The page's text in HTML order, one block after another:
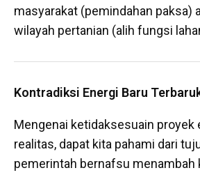
masyarakat (pemindahan paksa)
wilayah pertanian (alih fungsi
Kontradiksi Energi Baru
Mengenai ketidaksesuain proyek
realitas, dapat kita pahami dari
pemerintah bernafsu menambah